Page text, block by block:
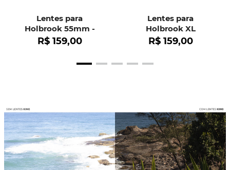
Lentes para
Holbrook 55mm -
OO9102
R$ 159,00
Lentes para
Holbrook XL
R$ 159,00